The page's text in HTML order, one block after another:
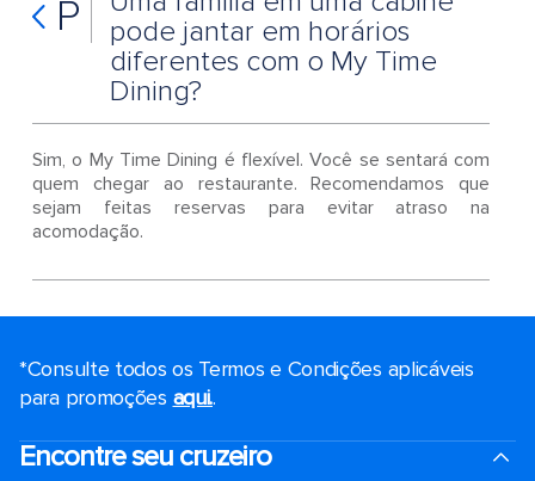
P
pode jantar em horários
diferentes com o My Time
Dining?
Sim, o My Time Dining é flexível. Você se sentará com
quem chegar ao restaurante. Recomendamos que
sejam feitas reservas para evitar atraso na
acomodação.
*Consulte todos os Termos e Condições aplicáveis ​​
para promoções aqui..
Encontre seu cruzeiro